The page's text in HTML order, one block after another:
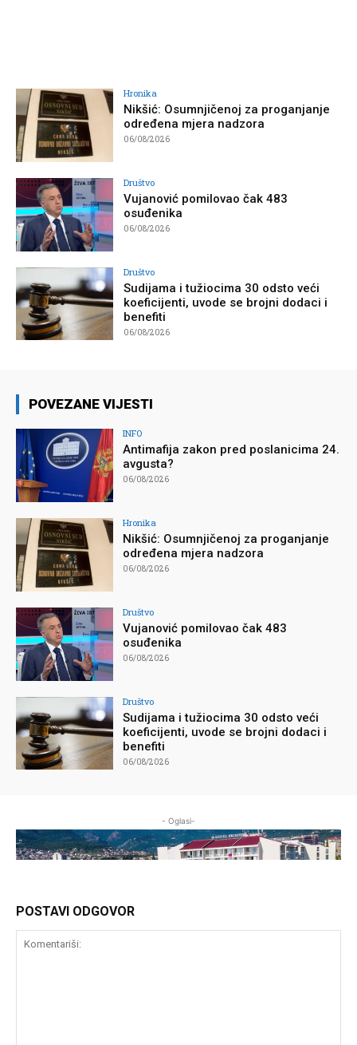
Hronika
Nikšić: Osumnjičenoj za proganjanje
određena mjera nadzora
06/08/2026
Društvo
Vujanović pomilovao čak 483
osuđenika
06/08/2026
Društvo
Sudijama i tužiocima 30 odsto veći
koeficijenti, uvode se brojni dodaci i
benefiti
06/08/2026
POVEZANE VIJESTI
INFO
Antimafija zakon pred poslanicima 24.
avgusta?
06/08/2026
Hronika
Nikšić: Osumnjičenoj za proganjanje
određena mjera nadzora
06/08/2026
Društvo
Vujanović pomilovao čak 483
osuđenika
06/08/2026
Društvo
Sudijama i tužiocima 30 odsto veći
koeficijenti, uvode se brojni dodaci i
benefiti
06/08/2026
- Oglasi-
POSTAVI ODGOVOR